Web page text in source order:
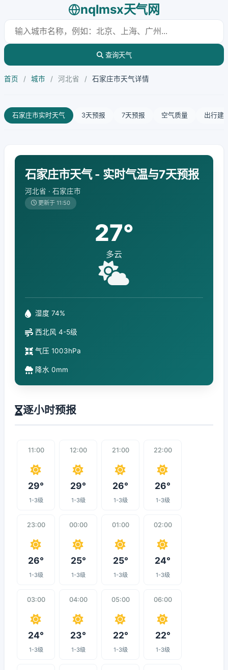
nqlmsx天气网
查询天气
首页 / 城市 / 河北省 / 石家庄市天气详情
石家庄市实时天气 3天预报 7天预报 空气质量 出行建
石家庄市天气 - 实时气温与7天预报
河北省 · 石家庄市
更新于 11:50
27°
多云
湿度 74%
西北风 4-5级
气压 1003hPa
降水 0mm
逐小时预报
11:00
29°
1-3级
12:00
29°
1-3级
21:00
26°
1-3级
22:00
26°
1-3级
23:00
26°
1-3级
00:00
25°
1-3级
01:00
25°
1-3级
02:00
24°
1-3级
03:00
24°
1-3级
04:00
23°
1-3级
05:00
22°
1-3级
06:00
22°
1-3级